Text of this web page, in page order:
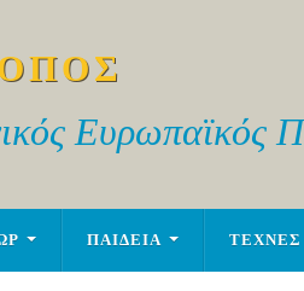
Ευρωπαϊκός
ΠΑΙΔΕΙΑ ΤΕΧΝΕΣ